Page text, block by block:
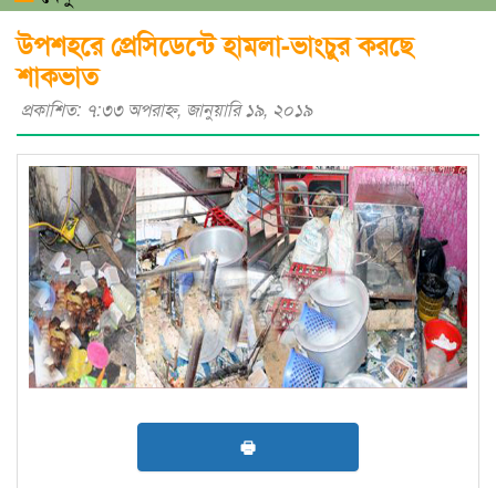
উপশহরে প্রেসিডেন্টে হামলা-ভাংচুর করছে
শাকভাত
প্রকাশিত: ৭:৩৩ অপরাহ্ণ, জানুয়ারি ১৯, ২০১৯
🖶